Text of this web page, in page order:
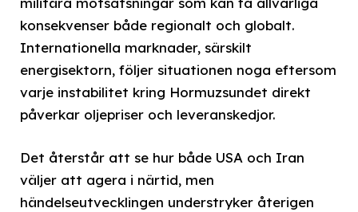
konsekvenser både regionalt och globalt.
Internationella marknader, särskilt
energisektorn, följer situationen noga eftersom
varje instabilitet kring Hormuzsundet direkt
påverkar oljepriser och leveranskedjor.
Det återstår att se hur både USA och Iran
väljer att agera i närtid, men
händelseutvecklingen understryker återigen